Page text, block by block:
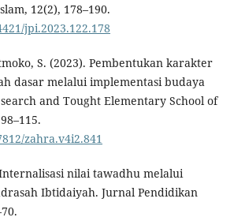
12(2), 178–190.
jpi.2023.122.178
S. (2023). Pembentukan karakter
dasar melalui implementasi budaya
and Tought Elementary School of
zahra.v4i2.841
nilai tawadhu melalui
Ibtidaiyah. Jurnal Pendidikan